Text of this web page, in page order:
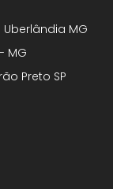
Uberlândia MG
MG
Preto SP